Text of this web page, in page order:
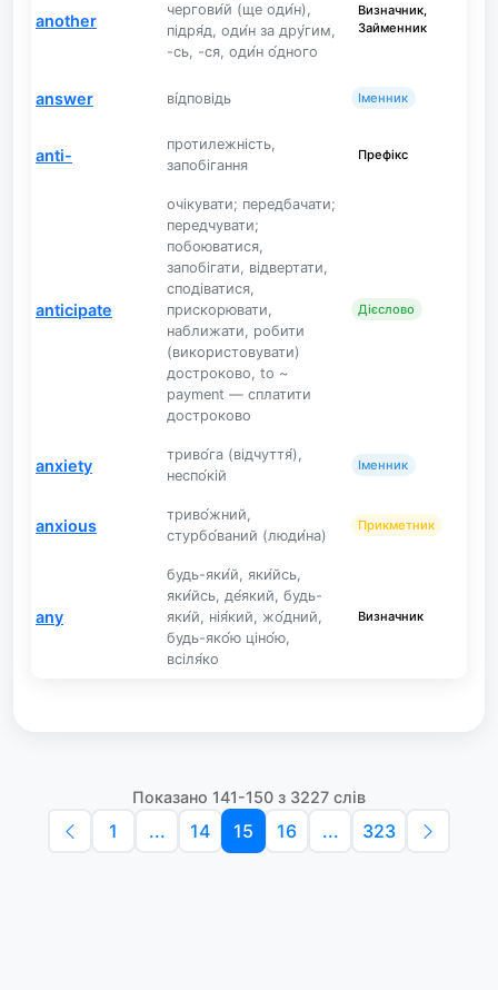
another
чергови́й (ще оди́н),
підря́д, оди́н за дру́гим,
-сь, -ся, оди́н о́дного
Визначник,
Займенник
answer ві́дповідь Іменник
anti-
протилежність,
запобігання
Префікс
anticipate
очікувати; передбачати;
передчувати;
побоюватися,
запобігати, відвертати,
сподіватися,
прискорювати,
наближати, робити
(використовувати)
достроково, to ~
payment — сплатити
достроково
Дієслово
anxiety
триво́га (відчуття́),
неспо́кій
Іменник
anxious
триво́жний,
стурбо́ваний (люди́на)
Прикметник
any
будь-яки́й, яки́йсь,
яки́йсь, де́який, будь-
яки́й, нія́кий, жо́дний,
будь-яко́ю ціно́ю,
всіля́ко
Визначник
Показано 141-150 з 3227 слів
1 ... 14 15 16 ... 323